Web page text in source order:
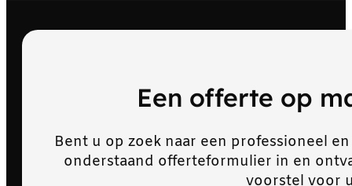
Een offerte op
Bent u op zoek naar een professioneel
onderstaand offerteformulier in en
voorstel voor